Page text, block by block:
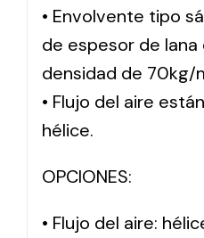
• Envolvente tipo
de espesor de
densidad de 70kg/
• Flujo del aire
hélice.
OPCIONES:
• Flujo del aire: